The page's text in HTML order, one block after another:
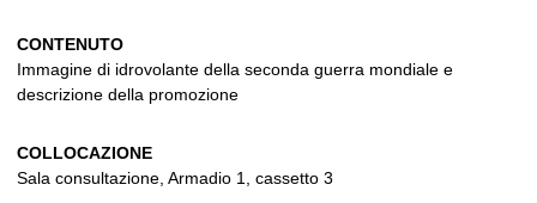
CONTENUTO
Immagine di idrovolante della seconda guerra mondiale e
descrizione della promozione
COLLOCAZIONE
Sala consultazione, Armadio 1, cassetto 3